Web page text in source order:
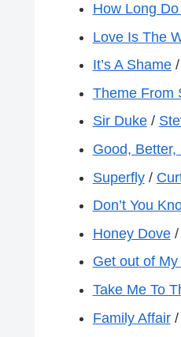
How Long
Love Is The
It’s A Shame/
Theme From
Sir Duke/
Good, Better,
Superfly/
Don’t You
Honey Dove/
Get out of
Take Me To
Family Affair/